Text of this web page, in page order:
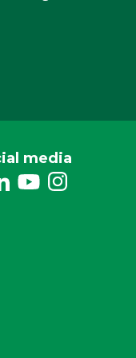
media